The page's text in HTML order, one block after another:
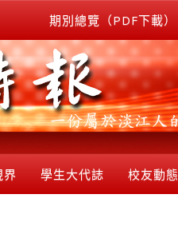
期別總覽（PDF下載）
界 學生大代誌 校友動態